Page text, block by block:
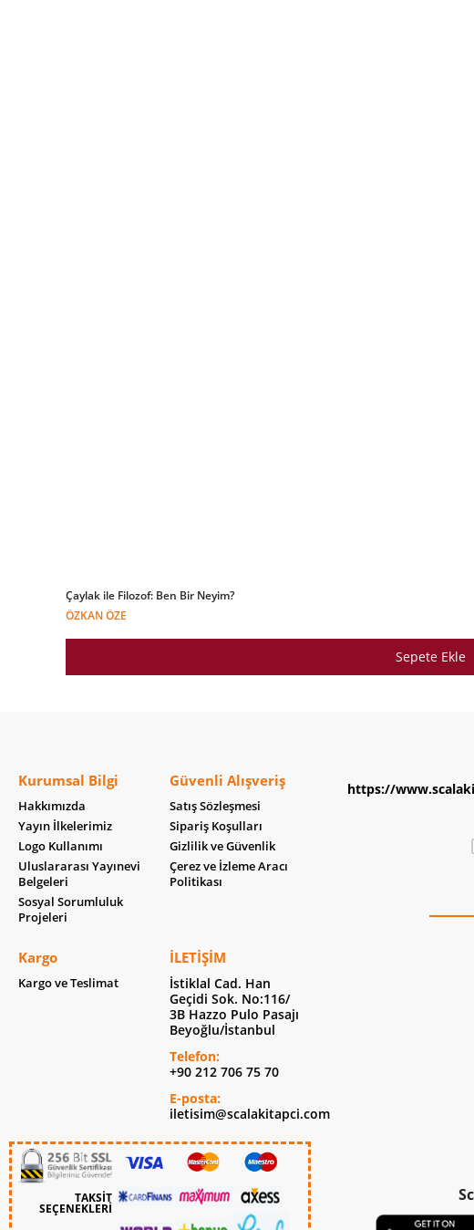
Çaylak ile Filozof: Ben Bir Neyim?
ÖZKAN ÖZE
Sepete Ekle
Kurumsal Bilgi
Hakkımızda
Yayın İlkelerimiz
Logo Kullanımı
Uluslararası Yayınevi
Belgeleri
Sosyal Sorumluluk
Projeleri
Güvenli Alışveriş
Satış Sözleşmesi
Sipariş Koşulları
Gizlilik ve Güvenlik
Çerez ve İzleme Aracı
Politikası
Kargo
Kargo ve Teslimat
İLETIŞIM
İstiklal Cad. Han
Geçidi Sok. No:116/
3B Hazzo Pulo Pasajı
Beyoğlu/İstanbul
Telefon:
+90 212 706 75 70
E-posta:
iletisim@scalakitapci.com
TAKSİT
SEÇENEKLERİ
https://